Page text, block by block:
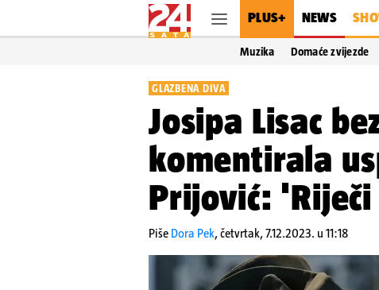
PLUS+ NEWS
Muzika Domaće zvijezde
GLAZBENA DIVA
Josipa Lisac
komentirala
Prijović:
Piše Dora Pek,četvrtak, 7.12.2023. u 11:18